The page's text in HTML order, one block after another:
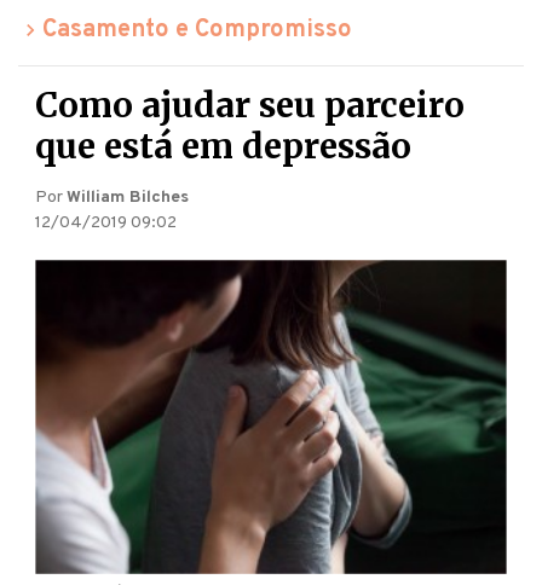
Casamento e Compromisso
Como ajudar seu parceiro
que está em depressão
PorWilliam Bilches
12/04/2019 09:02